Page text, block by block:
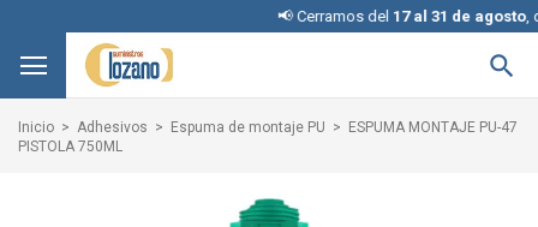
📢 Cerramos del17 al 31 de agosto,

Inicio Adhesivos Espuma de montaje PU
ESPUMA MONTAJE PU-47
PISTOLA 750ML